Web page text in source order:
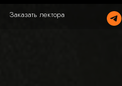
Заказать лектора